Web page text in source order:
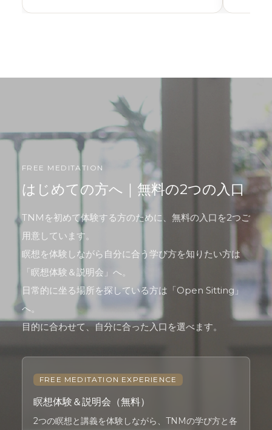
FREE MEDITATION
はじめての方へ｜無料の2つの入口
TNMを初めて体験する方のために、無料の入口を2つご
用意しています。
瞑想を体験しながら自分に合う学び方を知りたい方は
「瞑想体験＆説明会」へ。
日常的に坐る場所を探している方は「Open Sitting」
へ。
目的に合わせて、自分に合った入口を選べます。
FREE MEDITATION EXPERIENCE
瞑想体験＆説明会（無料）
2つの瞑想と講義を体験しながら、TNMの学び方と各